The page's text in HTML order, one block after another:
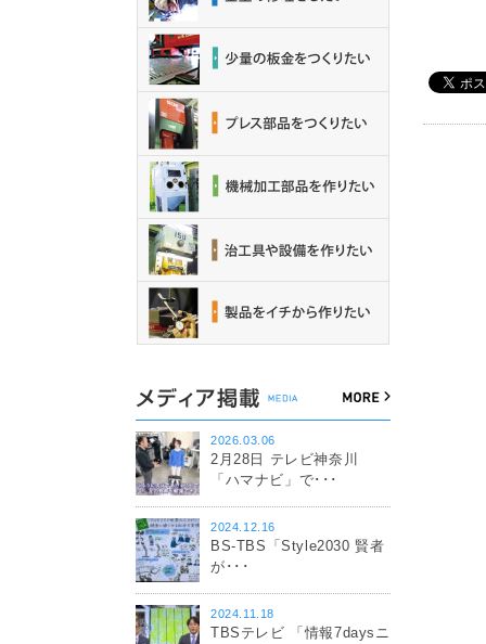
2026.03.06
2月28日 テレビ神奈川
「ハマナビ」で･･･
2024.12.16
BS-TBS「Style2030 賢者
が･･･
2024.11.18
TBSテレビ 「情報7daysニ